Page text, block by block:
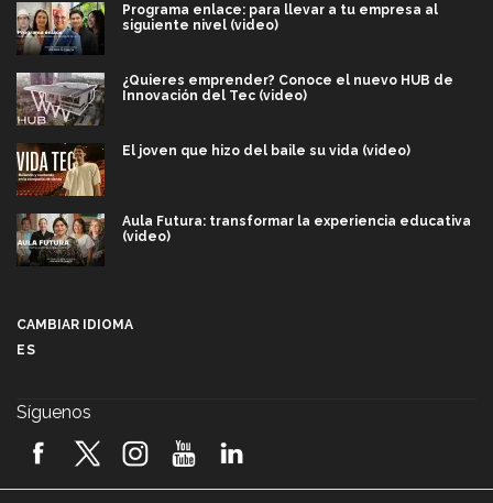
Programa enlace: para llevar a tu empresa al
siguiente nivel (video)
¿Quieres emprender? Conoce el nuevo HUB de
Innovación del Tec (video)
El joven que hizo del baile su vida (video)
Aula Futura: transformar la experiencia educativa
(video)
2026! (video)
CAMBIAR IDIOMA
ES
Síguenos